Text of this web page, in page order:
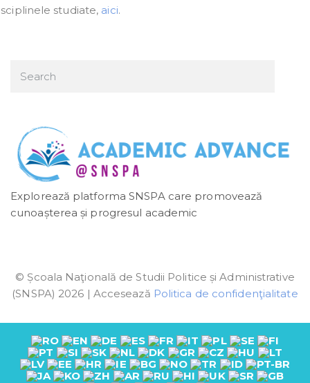
studiate, aici.
Explorează platforma SNSPA care promovează
cunoașterea și progresul academic
© Școala Naţională de Studii Politice și Administrative
(SNSPA) 2026 | Accesează Politica de confidenţialitate